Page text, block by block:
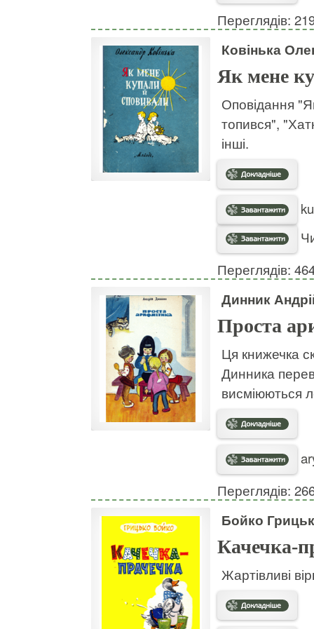
Переглядів:
Ковінька
Як мене
Оповідання
топився",
інші.
Переглядів:
Динник
Проста
Ця книжечка
Динника
висміюються
Переглядів:
Бойко
Качечка-
Жартівливі